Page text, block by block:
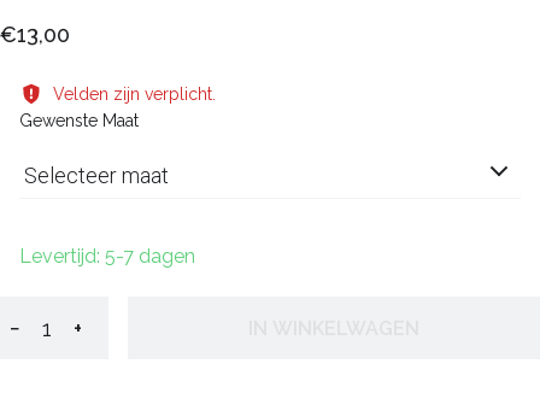
€13,00
Velden zijn verplicht.
Gewenste Maat
Selecteer maat
Levertijd: 5-7 dagen
− +